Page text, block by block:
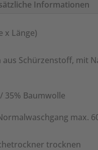
Informationen
x Länge)
Schürzenstoff, mit
35% Baumwolle
max.
trocknen